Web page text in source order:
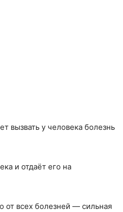
вызвать у человека болезнь
и отдаёт его на
от всех болезней — сильная